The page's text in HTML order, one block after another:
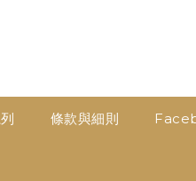
條款與細則